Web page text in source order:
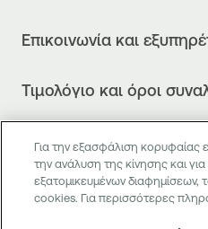
Επικοινωνία και
Η νέα Ψηφιακή Εποχή στις
Θέλω να μιλήσω με
Officer
Τιμολόγιο και όροι
Τιμολόγιο της Τράπεζας
Δελτίο τιμών
Δελτίο πληροφόρησης περί
Χρήσιμοι σύνδεσμοι
Συχνές ερωτήσεις
Κανονιστική Συμμόρφωση
Digital Banking
Για την εξασφάλιση κορυφαίας
την ανάλυση της κίνησης και
εξατομικευμένων διαφημίσεων,
cookies. Για περισσότερες